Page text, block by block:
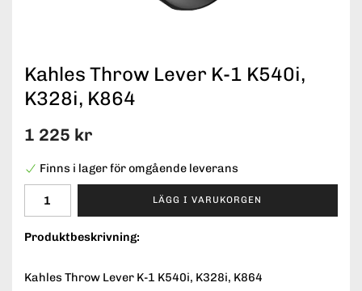
Kahles Throw Lever K-1 K540i,
K328i, K864
1 225 kr
Finns i lager för omgående leverans
LÄGG I VARUKORGEN
Produktbeskrivning:
Kahles Throw Lever K-1 K540i, K328i, K864